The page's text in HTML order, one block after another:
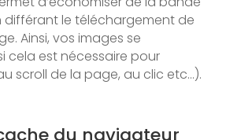
différant le téléchargement de
Ainsi, vos images se
cela est nécessaire pour
scroll de la page, au clic etc…).
du navigateur